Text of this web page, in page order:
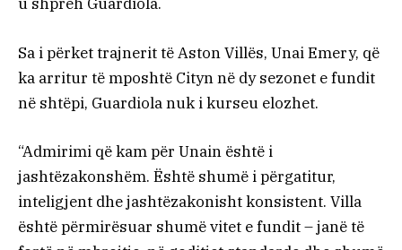
Sa i përket trajnerit të Aston Villës, Unai Emery, që
ka arritur të mposhtë Cityn në dy sezonet e fundit
në shtëpi, Guardiola nuk i kurseu elozhet.
“Admirimi që kam për Unain është i
jashtëzakonshëm. Është shumë i përgatitur,
inteligjent dhe jashtëzakonisht konsistent. Villa
është përmirësuar shumë vitet e fundit – janë të